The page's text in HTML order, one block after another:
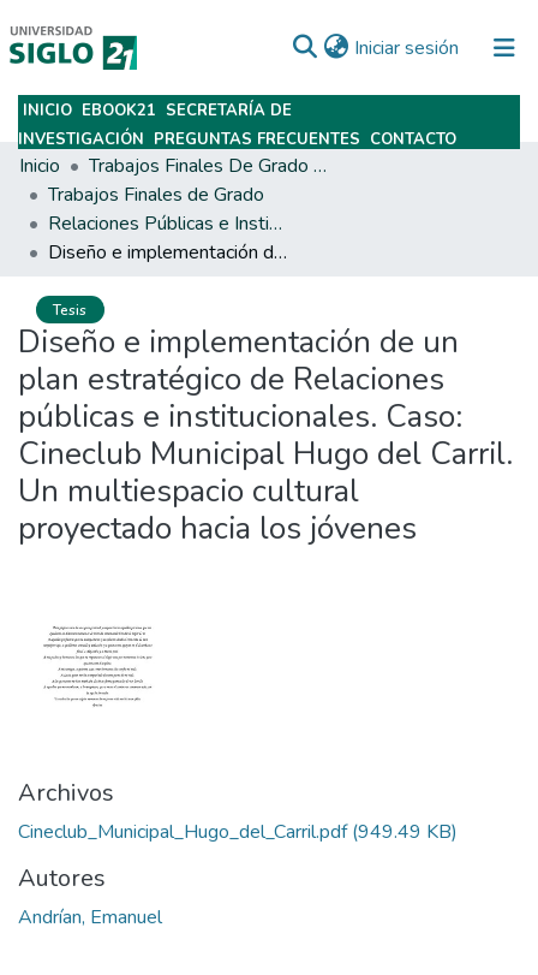
Iniciar sesión (current)
Subir
INICIO EBOOK21 SECRETARÍA DE
INVESTIGACIÓN PREGUNTAS FRECUENTES CONTACTO
Inicio
Trabajos Finales De Grado Y Posgrado
Trabajos Finales de Grado
Relaciones Públicas e Institucionales
Diseño e implementación de un plan estratégico de Relaciones públicas e institucionales. Caso: Cineclub Municipal Hugo del Carril. Un multiespacio cultural proyectado hacia los jóvenes
Tesis
Diseño e implementación de un
plan estratégico de Relaciones
públicas e institucionales. Caso:
Cineclub Municipal Hugo del Carril.
Un multiespacio cultural
proyectado hacia los jóvenes
Archivos
Cineclub_Municipal_Hugo_del_Carril.pdf(949.49 KB)
Autores
Andrían, Emanuel